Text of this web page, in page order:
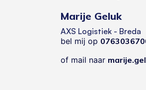
Marije Geluk
AXS Logistiek - Breda
bel mij op
of mail naar